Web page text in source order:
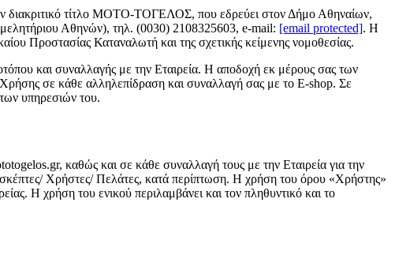
διακριτικό τίτλο ΜΟΤΟ-ΤΟΓΕΛΟΣ, που εδρεύει στον Δήμο Αθηναίων,
Αθηνών), τηλ. (0030) 2108325603, e-mail: [email protected]. Η
Προστασίας Καταναλωτή και της σχετικής κείμενης νομοθεσίας.
και συναλλαγής με την Εταιρεία. Η αποδοχή εκ μέρους σας των
σε κάθε αλληλεπίδραση και συναλλαγή σας με το E-shop. Σε
υπηρεσιών του.
καθώς και σε κάθε συναλλαγή τους με την Εταιρεία για την
Χρήστες/ Πελάτες, κατά περίπτωση. Η χρήση του όρου «Χρήστης»
Η χρήση του ενικού περιλαμβάνει και τον πληθυντικό και το